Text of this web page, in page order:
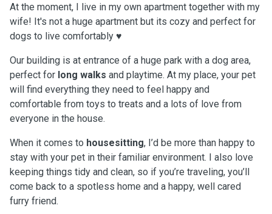
At the moment, I live in my own apartment together with my
wife! It's not a huge apartment but its cozy and perfect for
dogs to live comfortably ♥️
Our building is at entrance of a huge park with a dog area,
perfect for long walks and playtime. At my place, your pet
will find everything they need to feel happy and
comfortable from toys to treats and a lots of love from
everyone in the house.
When it comes to housesitting, I’d be more than happy to
stay with your pet in their familiar environment. I also love
keeping things tidy and clean, so if you’re traveling, you’ll
come back to a spotless home and a happy, well cared
furry friend.